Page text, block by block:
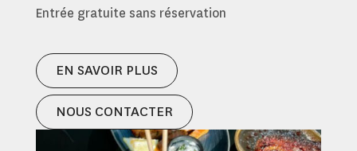
Entrée gratuite sans réservation
EN SAVOIR PLUS
NOUS CONTACTER